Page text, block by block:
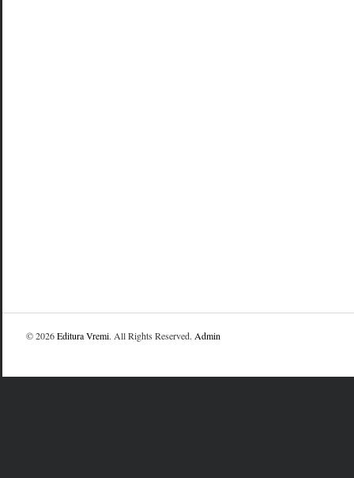
© 2026Editura Vremi. All Rights Reserved. Admin